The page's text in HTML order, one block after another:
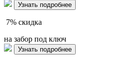
Узнать подробнее
7% скидка
на забор под ключ
Узнать подробнее